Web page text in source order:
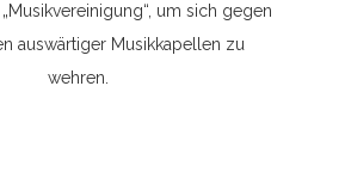
um sich gegen
auswärtiger Musikkapellen zu
wehren.